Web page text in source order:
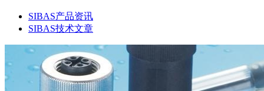
SIBAS产品资讯
SIBAS技术文章